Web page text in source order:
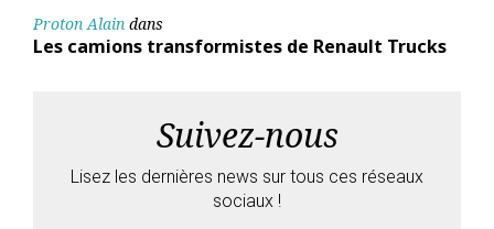
Proton Alain dans
Les camions transformistes de Renault Trucks
Suivez-nous
Lisez les dernières news sur tous ces réseaux
sociaux !